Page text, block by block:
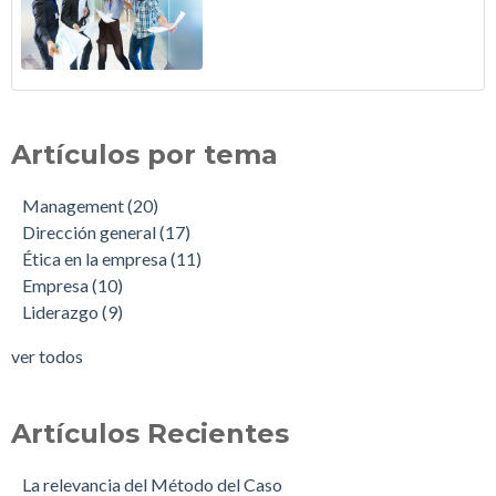
Artículos por tema
Management(20)
Dirección general(17)
Ética en la empresa(11)
Empresa(10)
Liderazgo (9)
ver todos
Artículos Recientes
La relevancia del Método del Caso